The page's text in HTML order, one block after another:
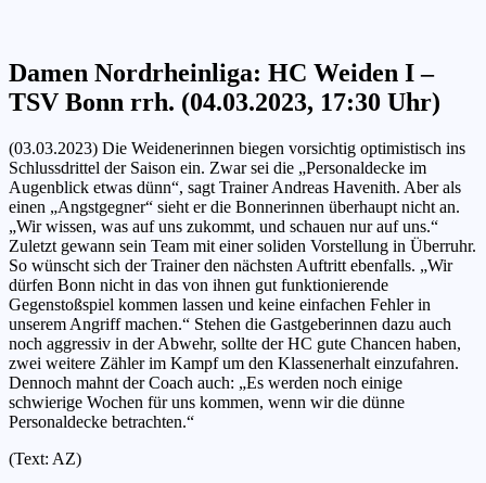
Damen Nordrheinliga: HC Weiden I –
TSV Bonn rrh. (04.03.2023, 17:30 Uhr)
(03.03.2023) Die Weidenerinnen biegen vorsichtig optimistisch ins
Schlussdrittel der Saison ein. Zwar sei die „Personaldecke im
Augenblick etwas dünn“, sagt Trainer Andreas Havenith. Aber als
einen „Angstgegner“ sieht er die Bonnerinnen überhaupt nicht an.
„Wir wissen, was auf uns zukommt, und schauen nur auf uns.“
Zuletzt gewann sein Team mit einer soliden Vorstellung in Überruhr.
So wünscht sich der Trainer den nächsten Auftritt ebenfalls. „Wir
dürfen Bonn nicht in das von ihnen gut funktionierende
Gegenstoßspiel kommen lassen und keine einfachen Fehler in
unserem Angriff machen.“ Stehen die Gastgeberinnen dazu auch
noch aggressiv in der Abwehr, sollte der HC gute Chancen haben,
zwei weitere Zähler im Kampf um den Klassenerhalt einzufahren.
Dennoch mahnt der Coach auch: „Es werden noch einige
schwierige Wochen für uns kommen, wenn wir die dünne
Personaldecke betrachten.“
(Text: AZ)